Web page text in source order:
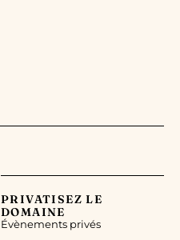
PRIVATISEZ LE
DOMAINE
Évènements privés